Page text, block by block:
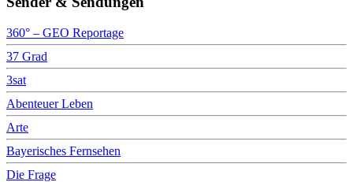
360° – GEO Reportage
37 Grad
3sat
Abenteuer Leben
Arte
Bayerisches Fernsehen
Die Frage